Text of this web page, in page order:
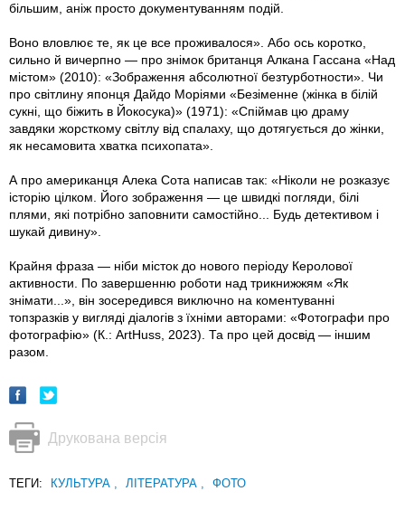
більшим, аніж просто документуванням подій.
Воно вловлює те, як це все проживалося». Або ось коротко,
сильно й вичерпно — про знімок британця Алкана Гассана «Над
містом» (2010): «Зображення абсолютної безтурботности». Чи
про світлину японця Дайдо Моріями «Безіменне (жінка в білій
сукні, що біжить в Йокосука)» (1971): «Спіймав цю драму
завдяки жорсткому світлу від спалаху, що дотягується до жінки,
як несамовита хватка психопата».
А про американця Алека Сота написав так: «Ніколи не розказує
історію цілком. Його зображення — це швидкі погляди, білі
плями, які потрібно заповнити самостійно... Будь детективом і
шукай дивину».
Крайня фраза — ніби місток до нового періоду Керолової
активности. По завершенню роботи над трикнижжям «Як
знімати...», він зосередився виключно на коментуванні
топзразків у вигляді діалогів з їхніми авторами: «Фотографи про
фотографію» (К.: ArtHuss, 2023). Та про цей досвід — іншим
разом.
Друкована версія
ТЕГИ: КУЛЬТУРА , ЛІТЕРАТУРА , ФОТО